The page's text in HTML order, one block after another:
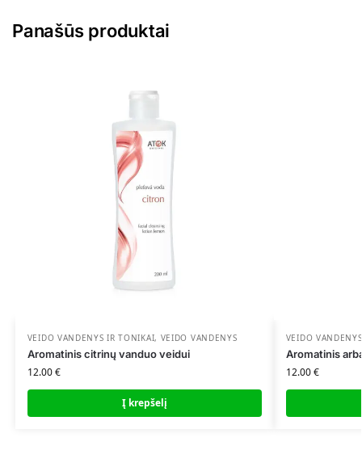
Panašūs produktai
VEIDO VANDENYS IR TONIKAI, VEIDO VANDENYS
Aromatinis citrinų vanduo veidui
12.00€
Į krepšelį
VEIDO
Aromatinis
12.00€